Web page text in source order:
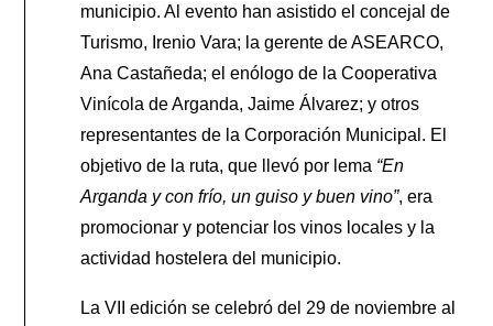
municipio. Al evento han asistido el concejal de
Turismo, Irenio Vara; la gerente de ASEARCO,
Ana Castañeda; el enólogo de la Cooperativa
Vinícola de Arganda, Jaime Álvarez; y otros
representantes de la Corporación Municipal. El
objetivo de la ruta, que llevó por lema “En
Arganda y con frío, un guiso y buen vino”, era
promocionar y potenciar los vinos locales y la
actividad hostelera del municipio.
La VII edición se celebró del 29 de noviembre al